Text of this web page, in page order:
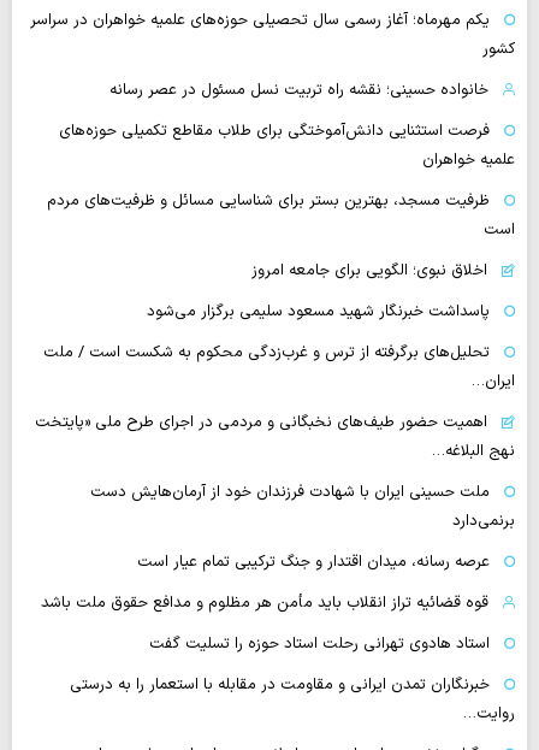
یکم مهرماه؛ آغاز رسمی سال تحصیلی حوزه‌های علمیه خواهران در سراسر
کشور
خانواده حسینی؛ نقشه راه تربیت نسل مسئول در عصر رسانه
فرصت استثنایی دانش‌آموختگی برای طلاب مقاطع تکمیلی حوزه‌های
علمیه خواهران
ظرفیت مسجد، بهترین بستر برای شناسایی مسائل و ظرفیت‌های مردم
است
اخلاق نبوی؛ الگویی برای جامعه امروز
پاسداشت خبرنگار شهید مسعود سلیمی برگزار می‌شود
تحلیل‌های برگرفته از ترس و غرب‌زدگی محکوم به شکست است / ملت
ایران…
اهمیت حضور طیف‌های نخبگانی و مردمی در اجرای طرح ملی «پایتخت
نهج البلاغه…
ملت حسینی ایران با شهادت فرزندان خود از آرمان‌هایش دست
برنمی‌دارد
عرصه رسانه، میدان اقتدار و جنگ ترکیبی تمام عیار است
قوه قضائیه تراز انقلاب باید مأمن هر مظلوم و مدافع حقوق ملت باشد
استاد هادوی تهرانی رحلت استاد حوزه را تسلیت گفت
خبرنگاران تمدن ایرانی و مقاومت در مقابله با استعمار را به درستی
روایت…